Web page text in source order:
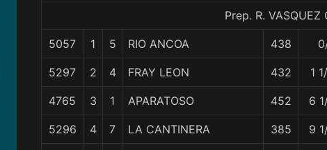
Prep. R. VASQUEZ
5057 1 5 RIO ANCOA 438
5297 2 4 FRAY LEON 432 1
4765 3 1 APARATOSO 452 6
5296 4 7 LA CANTINERA 385 9